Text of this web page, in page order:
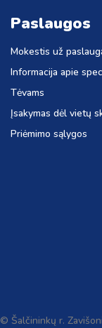
Paslaugos
Mokestis už
Informacija apie
Tėvams
Įsakymas dėl vietų
Priėmimo sąlygos
© Šalčininkų r.